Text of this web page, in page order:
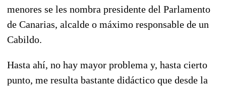
menores se les nombra presidente del Parlamento
de Canarias, alcalde o máximo responsable de un
Cabildo.
Hasta ahí, no hay mayor problema y, hasta cierto
punto, me resulta bastante didáctico que desde la